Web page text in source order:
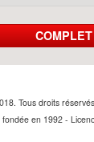
COMPLET
Tous droits réservés.
en 1992 -